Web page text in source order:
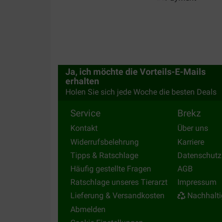
Ja, ich möchte die Vorteils-E-Mails
erhalten
Holen Sie sich jede Woche die besten Deals
Service
Kontakt
Widerrufsbelehrung
Tipps & Ratschlage
Häufig gestellte Fragen
Ratschlage unseres Tierarzt
Lieferung & Versandkosten
Abmelden
Brekz
Über uns
Karriere
Datenschutz
AGB
Impressum